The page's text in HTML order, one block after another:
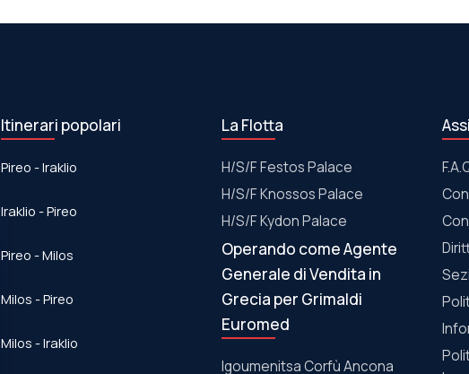
Itinerari popolari
Pireo - Iraklio
Iraklio - Pireo
Pireo - Milos
Milos - Pireo
Milos - Iraklio
La Flotta
Η/S/F Festos Palace
Η/S/F Knossos Palace
Η/S/F Kydon Palace
Operando come Agente
Generale di Vendita in
Grecia per Grimaldi
Euromed
Igoumenitsa Corfù Ancona